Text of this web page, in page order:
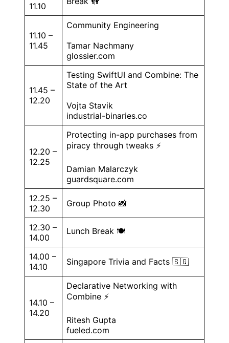
11.10
11.10 –
11.45
Community Engineering
Tamar Nachmany
glossier.com
11.45 –
12.20
Testing SwiftUI and Combine: The
State of the Art
Vojta Stavik
industrial-binaries.co
12.20 –
12.25
Protecting in-app purchases from
piracy through tweaks ⚡️
Damian Malarczyk
guardsquare.com
12.25 –
12.30
Group Photo 📸
12.30 –
14.00
Lunch Break 🍽
14.00 –
14.10
Singapore Trivia and Facts 🇸🇬
14.10 –
14.20
Declarative Networking with
Combine ⚡️
Ritesh Gupta
fueled.com